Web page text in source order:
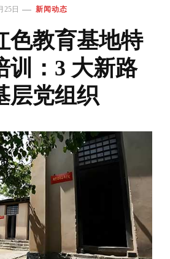
25日 新闻动态
色教育基地特
训：3 大新路
层党组织